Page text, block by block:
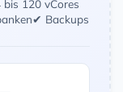
120 vCores
✔ Backups